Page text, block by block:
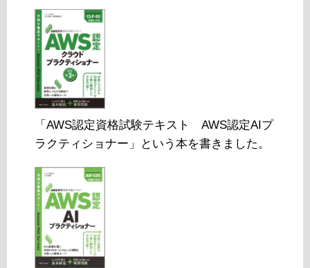
「AWS認定資格試験テキスト AWS認定AIプ
ラクティショナー」という本を書きました。